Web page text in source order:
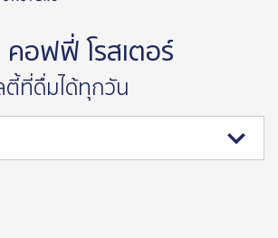
อฟฟี่ โรสเตอร์
ตี้ที่ดื่มได้ทุกวัน